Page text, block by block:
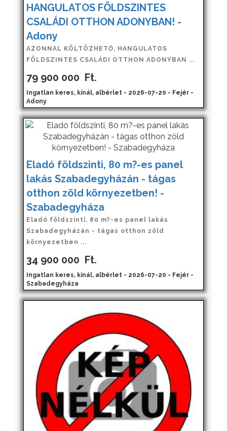
HANGULATOS FÖLDSZINTES
CSALÁDI OTTHON ADONYBAN! -
Adony
AZONNAL KÖLTÖZHETŐ, HANGULATOS
FÖLDSZINTES CSALÁDI OTTHON ADONYBAN ...
79 900 000 Ft.
Ingatlan keres, kínál, albérlet - 2026-07-20 - Fejér -
Adony
Eladó földszinti, 80 m?-es panel
lakás Szabadegyházán - tágas
otthon zöld környezetben! -
Szabadegyháza
Eladó földszinti, 80 m?-es panel lakás
Szabadegyházán - tágas otthon zöld
környezetben ...
34 900 000 Ft.
Ingatlan keres, kínál, albérlet - 2026-07-20 - Fejér -
Szabadegyháza